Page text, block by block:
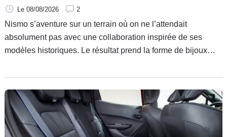
Le 08/08/2026 2
Nismo s’aventure sur un terrain où on ne l’attendait
absolument pas avec une collaboration inspirée de ses
modèles historiques. Le résultat prend la forme de bijoux
Impossible de les acheter.